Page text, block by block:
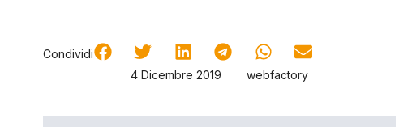
Condividi
4 Dicembre 2019
webfactory